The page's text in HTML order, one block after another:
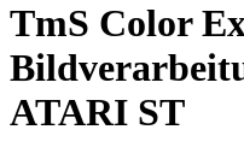
TmS Color
ATARI ST